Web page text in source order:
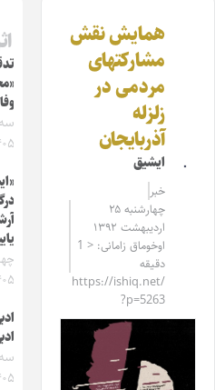
همایش نقش
مشارکتهای
مردمی در
زلزله
آذربایجان
ایشیق
خبر
چهارشنبه ۲۵
اردیبهشت ۱۳۹۲
اوخوماق زامانی: < 1
دقیقه
https://ishiq.net/
?p=5263